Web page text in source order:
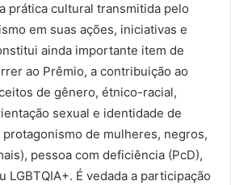
prática cultural transmitida pelo
em suas ações, iniciativas e
ainda importante item de
ao Prêmio, a contribuição ao
de gênero, étnico-racial,
sexual e identidade de
de mulheres, negros,
pessoa com deficiência (PcD),
LGBTQIA+. É vedada a participação